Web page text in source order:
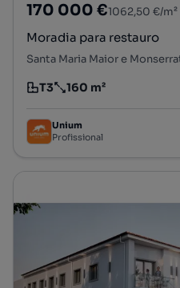
170 000 €1062,50 €/m²
Moradia para restauro
Tipologia
T3
Preço por metro quadrado
160 m²
Unium
Profissional